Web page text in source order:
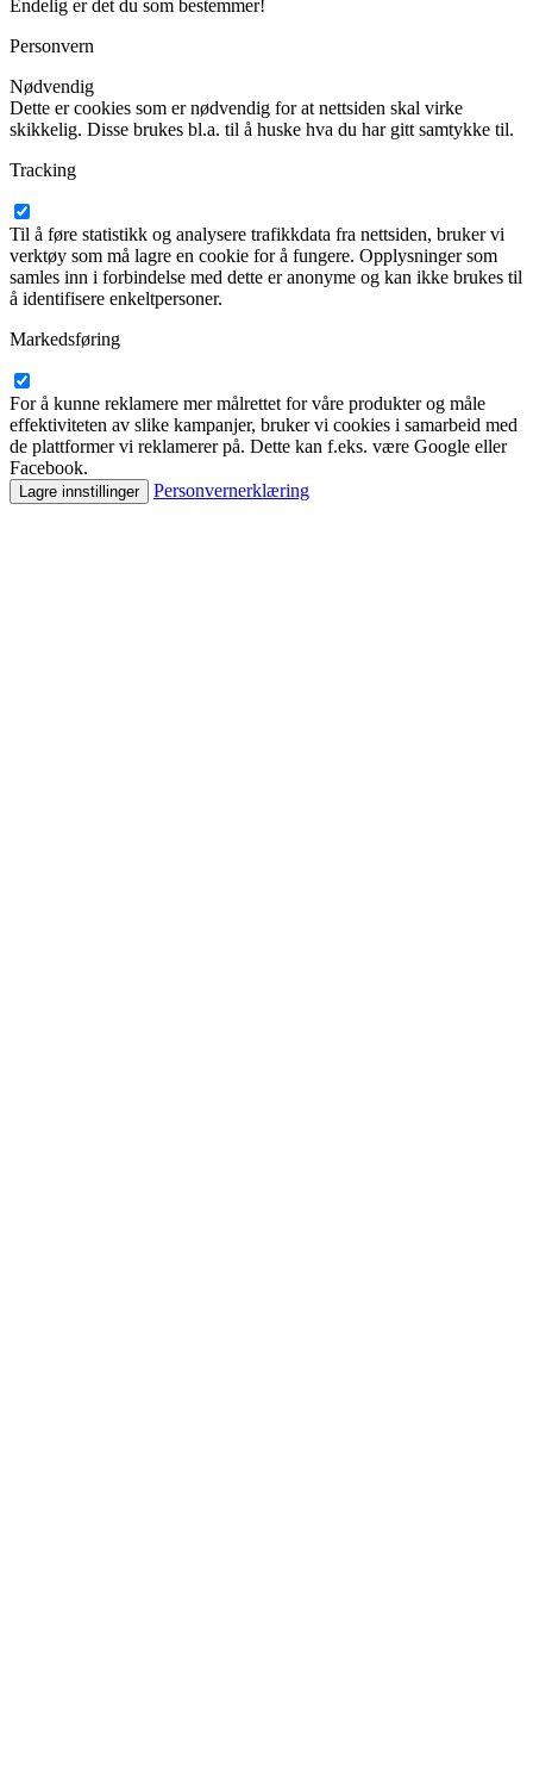
Endelig er det du som bestemmer!
Personvern
Nødvendig
Dette er cookies som er nødvendig for at nettsiden skal virke
skikkelig. Disse brukes bl.a. til å huske hva du har gitt samtykke til.
Tracking
Til å føre statistikk og analysere trafikkdata fra nettsiden, bruker vi
verktøy som må lagre en cookie for å fungere. Opplysninger som
samles inn i forbindelse med dette er anonyme og kan ikke brukes til
å identifisere enkeltpersoner.
Markedsføring
For å kunne reklamere mer målrettet for våre produkter og måle
effektiviteten av slike kampanjer, bruker vi cookies i samarbeid med
de plattformer vi reklamerer på. Dette kan f.eks. være Google eller
Facebook.
Personvernerklæring